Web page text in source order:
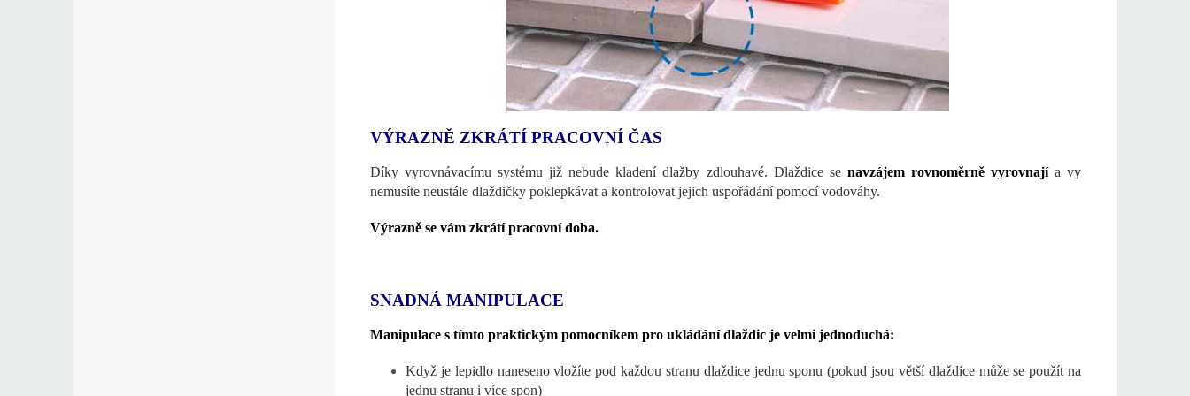
VÝRAZNĚ ZKRÁTÍ PRACOVNÍ ČAS
Díky vyrovnávacímu systému již nebude kladení dlažby zdlouhavé. Dlaždice se navzájem rovnoměrně vyrovnajía vy
nemusíte neustále dlaždičky poklepkávat a kontrolovat jejich uspořádání pomocí vodováhy.
Výrazně se vám zkrátí pracovní doba.
SNADNÁ MANIPULACE
Manipulace s tímto praktickým pomocníkem pro ukládání dlaždic je velmi jednoduchá:
Když je lepidlo naneseno vložíte pod každou stranu dlaždice jednu sponu (pokud jsou větší dlaždice může se použít na
jednu stranu i více spon)